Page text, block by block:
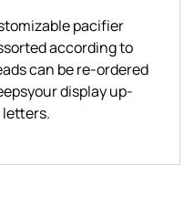
pacifier
according to
can be re-ordered
display up-